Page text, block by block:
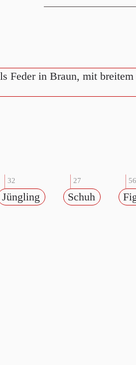
Feder in Braun, mit
32
Jüngling
27
Schuh